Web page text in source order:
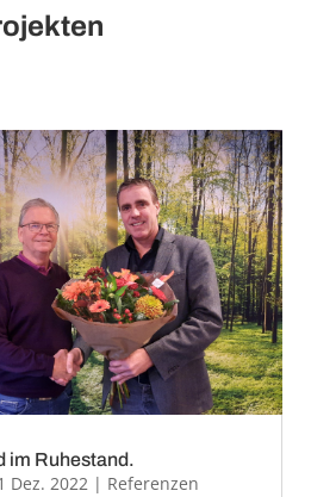
im Ruhestand.
Dez. 2022| Referenzen